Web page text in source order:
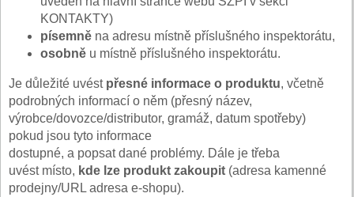
KONTAKTY)
písemně na adresu místně příslušného inspektorátu,
osobně u místně příslušného inspektorátu.
Je důležité uvést přesné informace o produktu, včetně
podrobných informací o něm (přesný název,
výrobce/dovozce/distributor, gramáž, datum spotřeby)
pokud jsou tyto informace
dostupné, a popsat dané problémy. Dále je třeba
uvést místo, kde lze produkt zakoupit (adresa kamenné
prodejny/URL adresa e-shopu).